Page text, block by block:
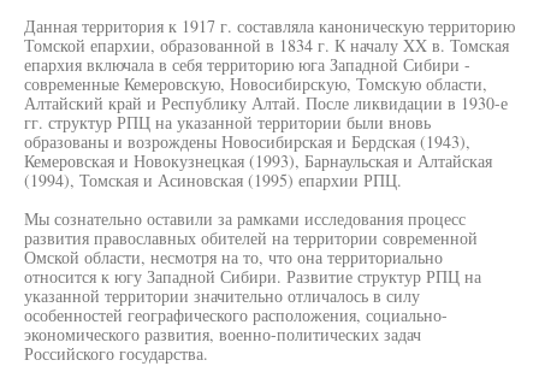
Данная территория к 1917 г. составляла каноническую территорию
Томской епархии, образованной в 1834 г. К началу XX в. Томская
епархия включала в себя территорию юга Западной Сибири -
современные Кемеровскую, Новосибирскую, Томскую области,
Алтайский край и Республику Алтай. После ликвидации в 1930-е
гг. структур РПЦ на указанной территории были вновь
образованы и возрождены Новосибирская и Бердская (1943),
Кемеровская и Новокузнецкая (1993), Барнаульская и Алтайская
(1994), Томская и Асиновская (1995) епархии РПЦ.
Мы сознательно оставили за рамками исследования процесс
развития православных обителей на территории современной
Омской области, несмотря на то, что она территориально
относится к югу Западной Сибири. Развитие структур РПЦ на
указанной территории значительно отличалось в силу
особенностей географического расположения, социально-
экономического развития, военно-политических задач
Российского государства.